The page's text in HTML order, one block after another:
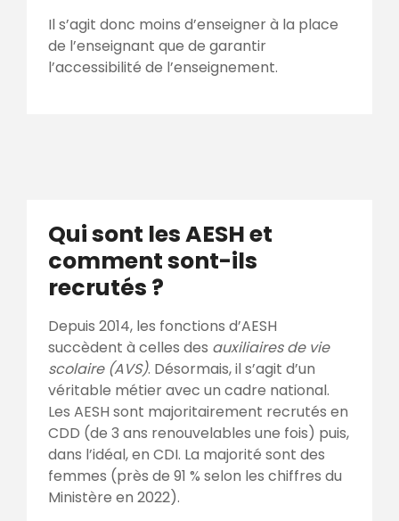
Il s’agit donc moins d’enseigner à la place
de l’enseignant que de garantir
l’accessibilité de l’enseignement.
Qui sont les AESH et
comment sont-ils
recrutés ?
Depuis 2014, les fonctions d’AESH
succèdent à celles des auxiliaires de vie
scolaire (AVS). Désormais, il s’agit d’un
véritable métier avec un cadre national.
Les AESH sont majoritairement recrutés en
CDD (de 3 ans renouvelables une fois) puis,
dans l’idéal, en CDI. La majorité sont des
femmes (près de 91 % selon les chiffres du
Ministère en 2022).